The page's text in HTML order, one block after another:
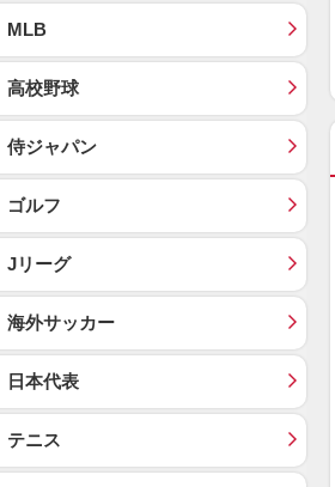
MLB
高校野球
侍ジャパン
ゴルフ
Jリーグ
海外サッカー
日本代表
テニス